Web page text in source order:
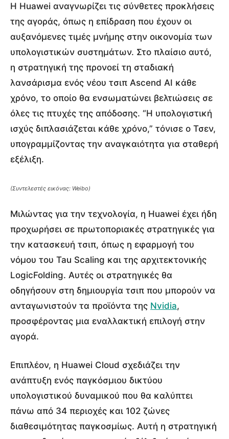
Η Huawei αναγνωρίζει τις σύνθετες προκλήσεις
της αγοράς, όπως η επίδραση που έχουν οι
αυξανόμενες τιμές μνήμης στην οικονομία των
υπολογιστικών συστημάτων. Στο πλαίσιο αυτό,
η στρατηγική της προνοεί τη σταδιακή
λανσάρισμα ενός νέου τσιπ Ascend AI κάθε
χρόνο, το οποίο θα ενσωματώνει βελτιώσεις σε
όλες τις πτυχές της απόδοσης. “Η υπολογιστική
ισχύς διπλασιάζεται κάθε χρόνο,” τόνισε ο Τσεν,
υπογραμμίζοντας την αναγκαιότητα για σταθερή
εξέλιξη.
(Συντελεστές εικόνας: Weibo)
Μιλώντας για την τεχνολογία, η Huawei έχει ήδη
προχωρήσει σε πρωτοποριακές στρατηγικές για
την κατασκευή τσιπ, όπως η εφαρμογή του
νόμου του Tau Scaling και της αρχιτεκτονικής
LogicFolding. Αυτές οι στρατηγικές θα
οδηγήσουν στη δημιουργία τσιπ που μπορούν να
ανταγωνιστούν τα προϊόντα της Nvidia,
προσφέροντας μια εναλλακτική επιλογή στην
αγορά.
Επιπλέον, η Huawei Cloud σχεδιάζει την
ανάπτυξη ενός παγκόσμιου δικτύου
υπολογιστικού δυναμικού που θα καλύπτει
πάνω από 34 περιοχές και 102 ζώνες
διαθεσιμότητας παγκοσμίως. Αυτή η στρατηγική